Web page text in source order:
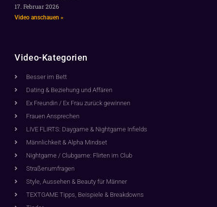
17. Februar 2026
Video anschauen »
Video-Kategorien
Besser im Bett
Dating & Beziehung und Affären
Ex Freundin / Ex Frau zurück gewinnen
Frauen Ansprechen
LIVE FLIRTS: Daygame & Nightgame Infields
Männlichkeit & Alpha Mindset
Nightgame / Clubgame: Flirten im Club
Straßenumfragen
Style, Aussehen & Beauty für Männer
TEXTGAME Tipps, Beispiele & Breakdowns